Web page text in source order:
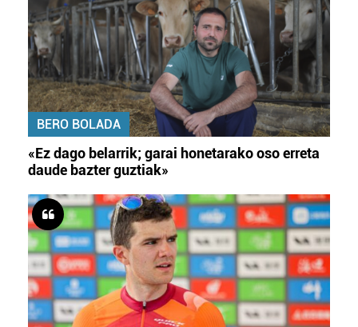
BERO BOLADA
«Ez dago belarrik; garai honetarako oso erreta
daude bazter guztiak»